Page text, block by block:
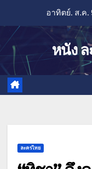
content
อาทิตย์. ส.ค.
หนัง ล
ละครไทย